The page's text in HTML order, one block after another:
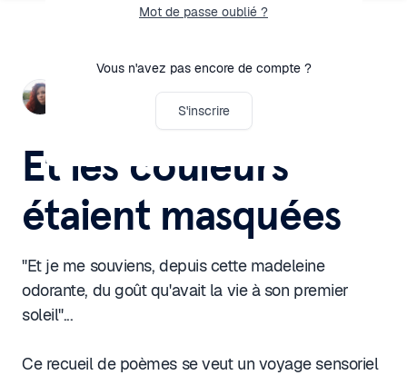
Sarah Rouge-Pullon
Et les couleurs
étaient masquées
"Et je me souviens, depuis cette madeleine
odorante, du goût qu'avait la vie à son premier
soleil"...
Ce recueil de poèmes se veut un voyage sensoriel
Mot de passe oublié ?
Vous n'avez pas encore de compte ?
S'inscrire